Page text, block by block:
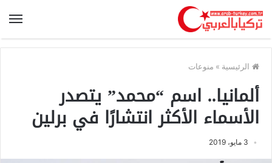
الرئيسية » منوعات
ألمانيا.. اسم “محمد” يتصدر
الأسماء الأكثر انتشارًا في برلين
3 مايو، 2019